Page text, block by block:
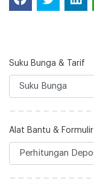
Suku Bunga & Tarif
Alat Bantu & Formulir